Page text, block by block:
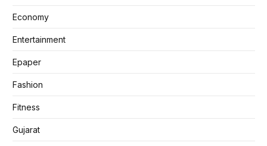
Economy
Entertainment
Epaper
Fashion
Fitness
Gujarat